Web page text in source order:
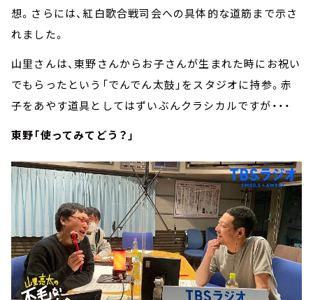
想。さらには、紅白歌合戦司会への具体的な道筋まで示さ
れました。
山里さんは、東野さんからお子さんが生まれた時にお祝い
でもらったという「でんでん太鼓」をスタジオに持参。赤
子をあやす道具としてはずいぶんクラシカルですが・・・
東野「使ってみてどう？」